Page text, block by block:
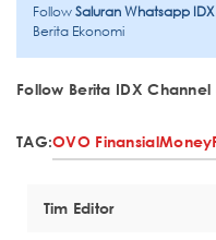
FollowSaluran Whatsapp
Berita Ekonomi
Follow Berita IDX Channel
TAG:OVO Finansial
Tim Editor